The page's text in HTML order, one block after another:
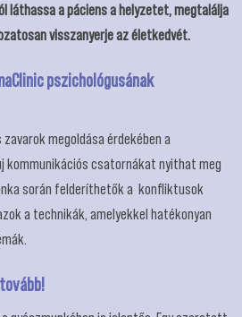
láthassa a páciens a helyzetet, megtalálja
visszanyerje az életkedvét.
pszichológusának
megoldása érdekében a
kommunikációs csatornákat nyithat meg
során felderíthetők a konfliktusok
a technikák, amelyekkel hatékonyan